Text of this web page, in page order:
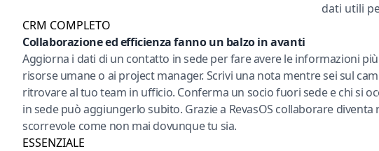
dati utili
CRM COMPLETO
Collaborazione ed efficienza fanno un balzo in avanti
Aggiorna i dati di un contatto in sede per fare avere le informazioni
risorse umane o ai project manager. Scrivi una nota mentre sei sul
ritrovare al tuo team in ufficio. Conferma un socio fuori sede e chi si
in sede può aggiungerlo subito. Grazie a RevasOS collaborare diventa
scorrevole come non mai dovunque tu sia.
ESSENZIALE